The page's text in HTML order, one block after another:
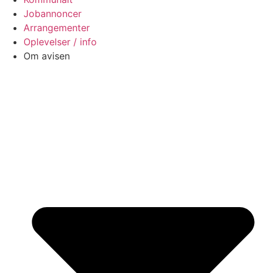
Jobannoncer
Arrangementer
Oplevelser / info
Om avisen